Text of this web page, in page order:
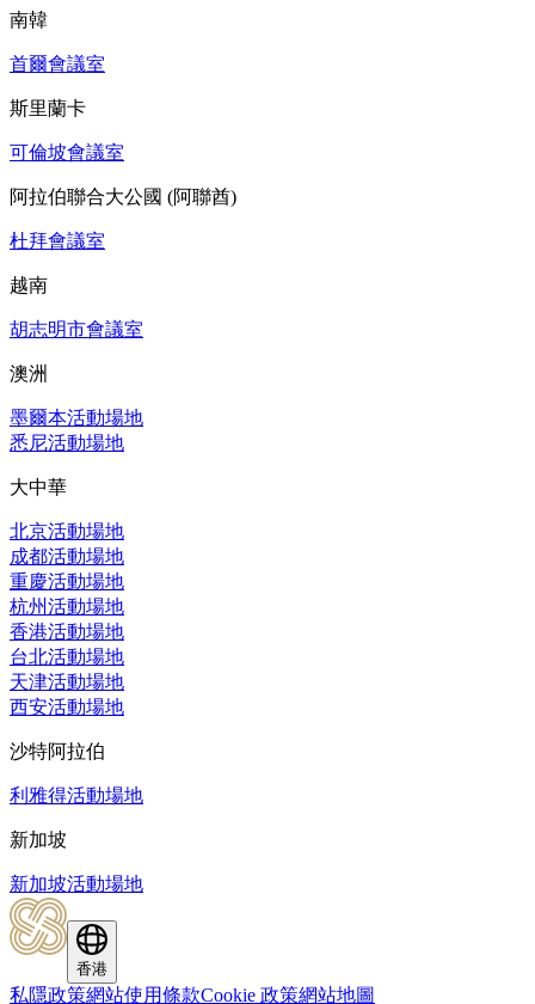
南韓
首爾會議室
斯里蘭卡
可倫坡會議室
阿拉伯聯合大公國 (阿聯酋)
杜拜會議室
越南
胡志明市會議室
澳洲
墨爾本活動場地
悉尼活動場地
大中華
北京活動場地
成都活動場地
重慶活動場地
杭州活動場地
香港活動場地
台北活動場地
天津活動場地
西安活動場地
沙特阿拉伯
利雅得活動場地
新加坡
新加坡活動場地
香港
私隱政策網站使用條款Cookie 政策網站地圖